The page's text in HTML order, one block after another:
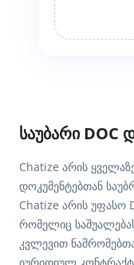
საუბარი DOC
Chatize არის
დოკუმენტებთან
Chatize არის უფასო
რომელიც
კვლევით